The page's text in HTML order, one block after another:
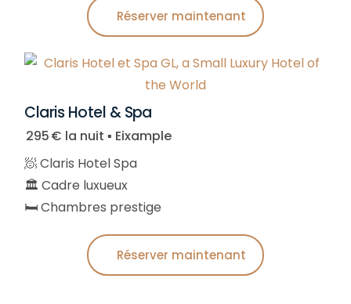
Réserver maintenant
Claris Hotel & Spa
295 € la nuit ▪︎ Eixample
🧖 Claris Hotel Spa
🏛️ Cadre luxueux
🛏️ Chambres prestige
Réserver maintenant